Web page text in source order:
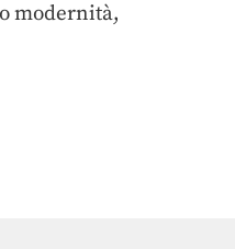
modernità,